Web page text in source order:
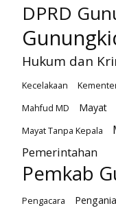
DPRD
Hukum dan
Kecelakaan
Mahfud MD
Mayat
Mayat Tanpa Kepala
Pemerintahan
Pemkab
Pengacara